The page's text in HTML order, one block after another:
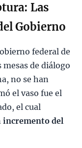
Las
Gobierno
federal de
de diálogo
no se han
el vaso fue el
el cual
incremento del